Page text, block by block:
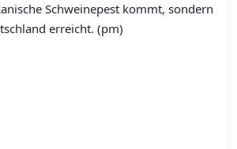
Schweinepest kommt, sondern
erreicht. (pm)